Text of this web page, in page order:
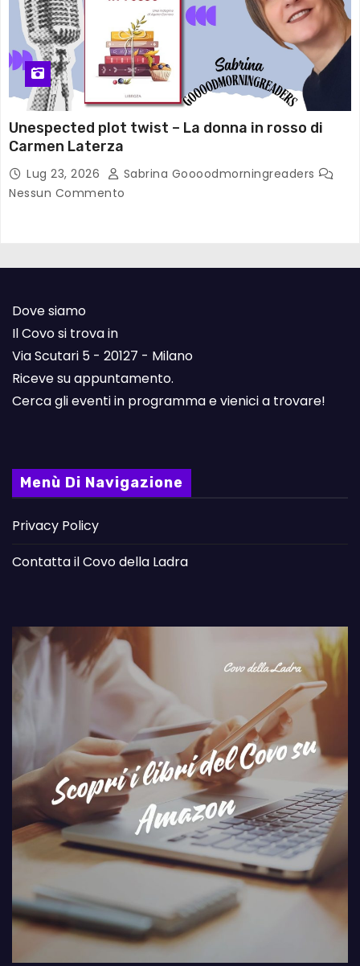
Unespected plot twist – La donna in rosso di
Carmen Laterza
Lug 23, 2026
Sabrina Goooodmorningreaders
Nessun Commento
Dove siamo
Il Covo si trova in
Via Scutari 5 - 20127 - Milano
Riceve su appuntamento.
Cerca gli eventi in programma e vienici a trovare!
Menù Di Navigazione
Privacy Policy
Contatta il Covo della Ladra